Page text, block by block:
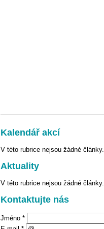
Kalendář akcí
V této rubrice nejsou žádné články.
Aktuality
V této rubrice nejsou žádné články.
Kontaktujte nás
Jméno *